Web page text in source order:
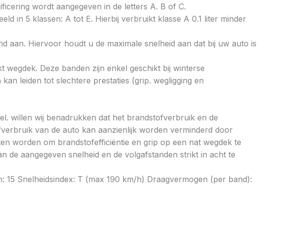
wordt aangegeven in de letters A. B of C.
in 5 klassen: A tot E. Hierbij verbruikt klasse A 0.1 liter minder
aan. Hiervoor houdt u de maximale snelheid aan dat bij uw auto is
Deze banden zijn enkel geschikt bij winterse
leiden tot slechtere prestaties (grip. wegligging en
willen wij benadrukken dat het brandstofverbruik en de
van de auto kan aanzienlijk worden verminderd door
worden om brandstofefficiëntie en grip op een nat wegdek te
de aangegeven snelheid en de volgafstanden strikt in acht te
Snelheidsindex: T (max 190 km/h) Draagvermogen (per band):